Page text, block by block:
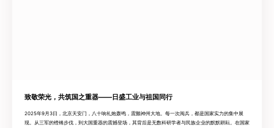
致敬荣光，共筑国之重器——日盛工业与祖国同行
2025年9月3日，北京天安门，八十响礼炮轰鸣，震颤神州大地。每一次阅兵，都是国家实力的集中展
现。从三军的铿锵步伐，到大国重器的震撼登场，其背后是无数科研学者与民族企业的默默耕耘。在国家